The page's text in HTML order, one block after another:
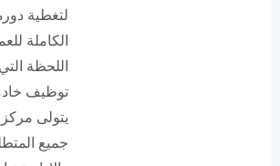
لتغطية
الكاملة
اللحظة
توظيف
يتولى
جميع